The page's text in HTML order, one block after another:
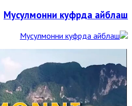
Мусулмонни куфрда айблаш